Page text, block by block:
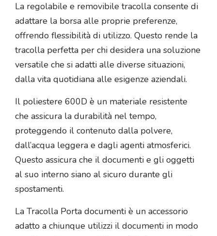
La regolabile e removibile tracolla consente di
adattare la borsa alle proprie preferenze,
offrendo flessibilità di utilizzo. Questo rende la
tracolla perfetta per chi desidera una soluzione
versatile che si adatti alle diverse situazioni,
dalla vita quotidiana alle esigenze aziendali.
Il poliestere 600D è un materiale resistente
che assicura la durabilità nel tempo,
proteggendo il contenuto dalla polvere,
dall’acqua leggera e dagli agenti atmosferici.
Questo assicura che il documenti e gli oggetti
al suo interno siano al sicuro durante gli
spostamenti.
La Tracolla Porta documenti è un accessorio
adatto a chiunque utilizzi il documenti in modo